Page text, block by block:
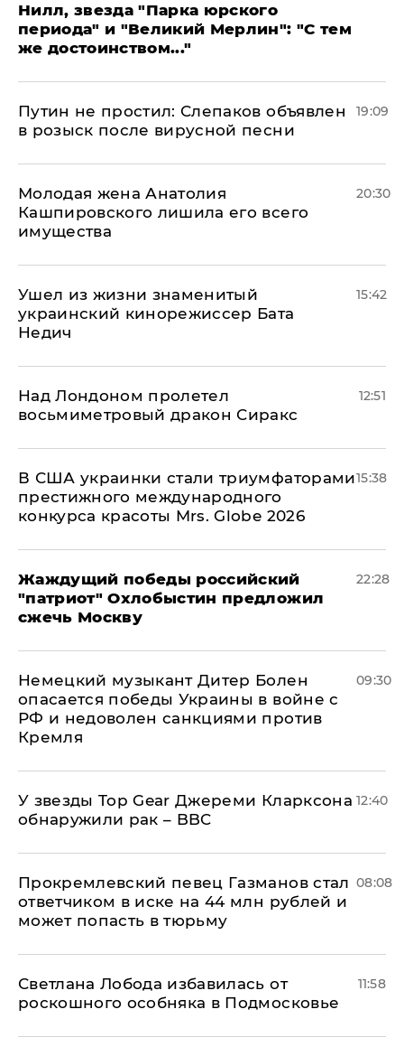
Нилл, звезда "Парка юрского
периода" и "Великий Мерлин": "С тем
же достоинством..."
Путин не простил: Слепаков объявлен
в розыск после вирусной песни
19:09
Молодая жена Анатолия
Кашпировского лишила его всего
имущества
20:30
Ушел из жизни знаменитый
украинский кинорежиссер Бата
Недич
15:42
Над Лондоном пролетел
восьмиметровый дракон Сиракс
12:51
В США украинки стали триумфаторами
престижного международного
конкурса красоты Mrs. Globe 2026
15:38
Жаждущий победы российский
"патриот" Охлобыстин предложил
сжечь Москву
22:28
Немецкий музыкант Дитер Болен
опасается победы Украины в войне с
РФ и недоволен санкциями против
Кремля
09:30
У звезды Top Gear Джереми Кларксона
обнаружили рак – BBC
12:40
Прокремлевский певец Газманов стал
ответчиком в иске на 44 млн рублей и
может попасть в тюрьму
08:08
Светлана Лобода избавилась от
роскошного особняка в Подмосковье
11:58